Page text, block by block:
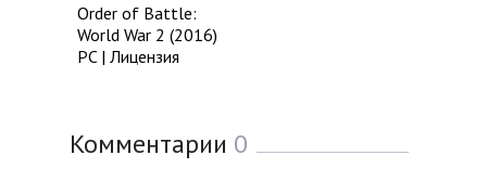
Order of Battle:
World War 2 (2016)
PC | Лицензия
Комментарии 0